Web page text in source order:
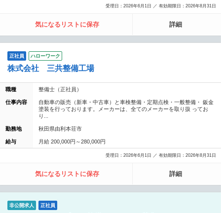
受理日：2026年6月1日 ／ 有効期限日：2026年8月31日
気になるリストに保存 詳細
正社員 ハローワーク
株式会社 三共整備工場
職種 整備士（正社員）
仕事内容
自動車の販売（新車・中古車）と車検整備・定期点検・一般整備・ 鈑金
塗装を行っております。メーカーは、全てのメーカーを取り扱 ってお
り...
勤務地 秋田県由利本荘市
給与 月給 200,000円～280,000円
受理日：2026年6月1日 ／ 有効期限日：2026年8月31日
気になるリストに保存 詳細
非公開求人 正社員